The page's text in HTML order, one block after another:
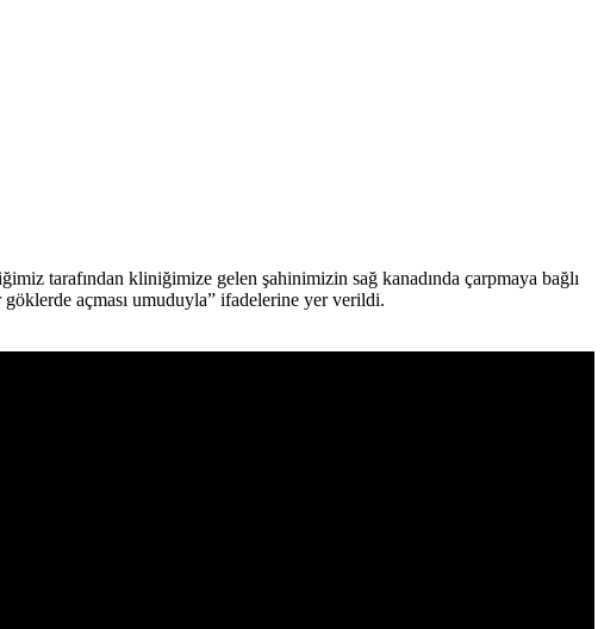
tarafından kliniğimize gelen şahinimizin sağ kanadında çarpmaya bağlı
açması umuduyla” ifadelerine yer verildi.